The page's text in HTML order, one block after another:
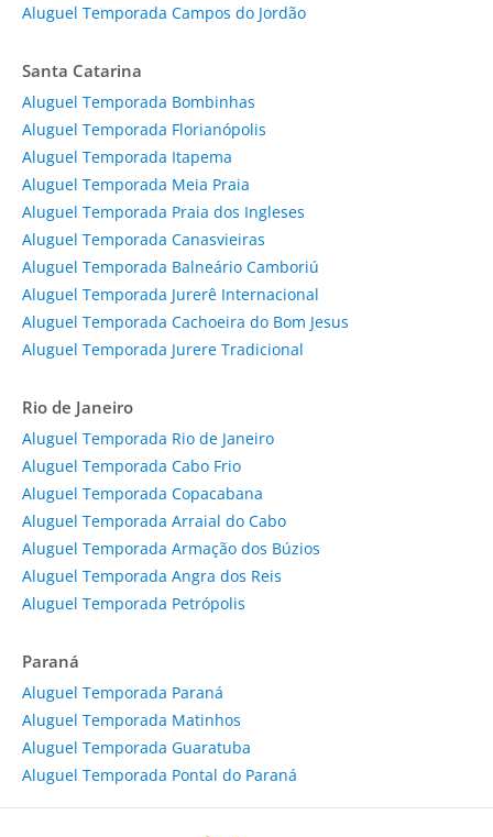
Aluguel Temporada Campos do Jordão
Santa Catarina
Aluguel Temporada Bombinhas
Aluguel Temporada Florianópolis
Aluguel Temporada Itapema
Aluguel Temporada Meia Praia
Aluguel Temporada Praia dos Ingleses
Aluguel Temporada Canasvieiras
Aluguel Temporada Balneário Camboriú
Aluguel Temporada Jurerê Internacional
Aluguel Temporada Cachoeira do Bom Jesus
Aluguel Temporada Jurere Tradicional
Rio de Janeiro
Aluguel Temporada Rio de Janeiro
Aluguel Temporada Cabo Frio
Aluguel Temporada Copacabana
Aluguel Temporada Arraial do Cabo
Aluguel Temporada Armação dos Búzios
Aluguel Temporada Angra dos Reis
Aluguel Temporada Petrópolis
Paraná
Aluguel Temporada Paraná
Aluguel Temporada Matinhos
Aluguel Temporada Guaratuba
Aluguel Temporada Pontal do Paraná